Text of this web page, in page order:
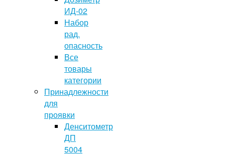
ИД-02
Набор
рад.
опасность
Все
товары
категории
Принадлежности
для
проявки
Денситометр
ДП
5004